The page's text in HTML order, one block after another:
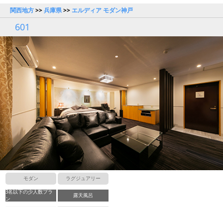
関西地方>>兵庫県>> エルディア モダン神戸
601
モダン ラグジュアリー
3名以下の少人数プラ
ン
露天風呂